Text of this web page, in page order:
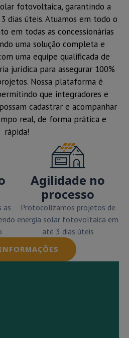
fotovoltaica, garantindo a
dias úteis. Atuamos em todo o
em todas as concessionárias
uma solução completa e
uma equipe qualificada de
jurídica para assegurar 100%
Nossa plataforma é
que integradores e
cadastrar e acompanhar
real, de forma prática e
rápida!
as
Agilidade no
processo
Protocolizamos projetos de
energia solar fotovoltaica em
até 3 dias úteis